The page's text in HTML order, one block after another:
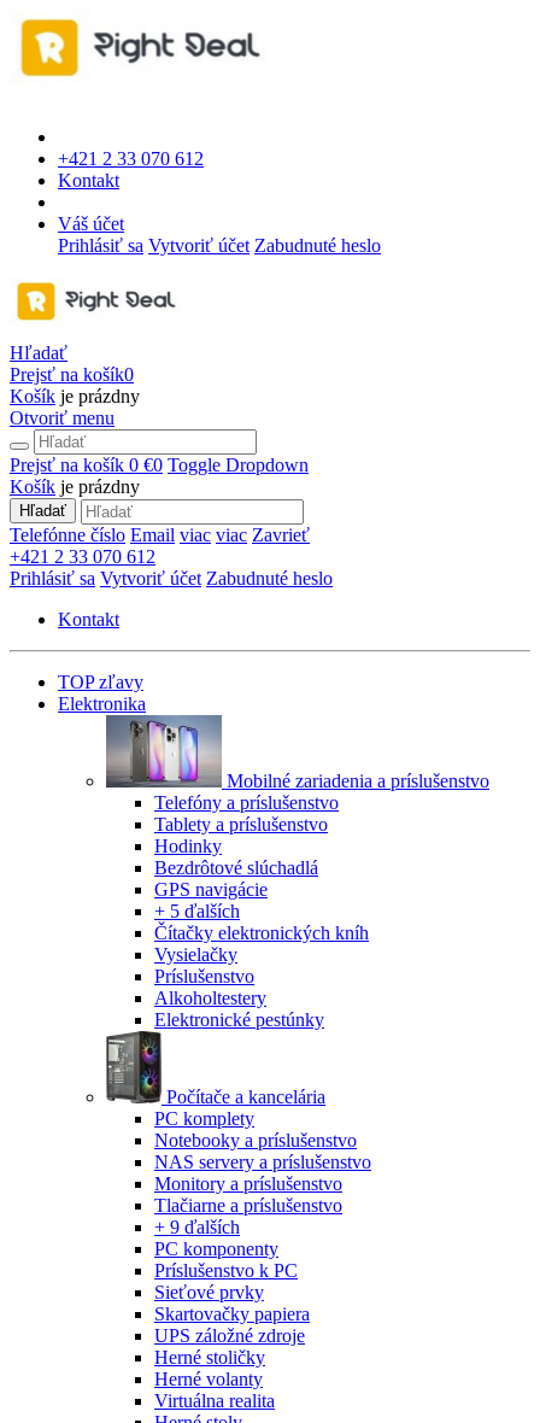
+421 2 33 070 612
Kontakt
Váš účet
Prihlásiť sa Vytvoriť účet Zabudnuté heslo
Hľadať
Prejsť na košík0
Košík je prázdny
Otvoriť menu
Prejsť na košík 0 €0 Toggle Dropdown
Košík je prázdny
Hľadať
Telefónne číslo Email viac viac Zavrieť
+421 2 33 070 612
Prihlásiť sa Vytvoriť účet Zabudnuté heslo
Kontakt
TOP zľavy
Elektronika
Mobilné zariadenia a príslušenstvo
Telefóny a príslušenstvo
Tablety a príslušenstvo
Hodinky
Bezdrôtové slúchadlá
GPS navigácie
+ 5 ďalších
Čítačky elektronických kníh
Vysielačky
Príslušenstvo
Alkoholtestery
Elektronické pestúnky
Počítače a kancelária
PC komplety
Notebooky a príslušenstvo
NAS servery a príslušenstvo
Monitory a príslušenstvo
Tlačiarne a príslušenstvo
+ 9 ďalších
PC komponenty
Príslušenstvo k PC
Sieťové prvky
Skartovačky papiera
UPS záložné zdroje
Herné stoličky
Herné volanty
Virtuálna realita